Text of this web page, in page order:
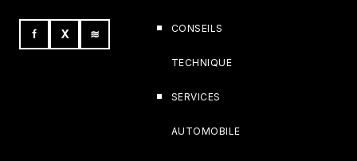
f X ≋ CONSEILS
TECHNIQUE
SERVICES
AUTOMOBILE